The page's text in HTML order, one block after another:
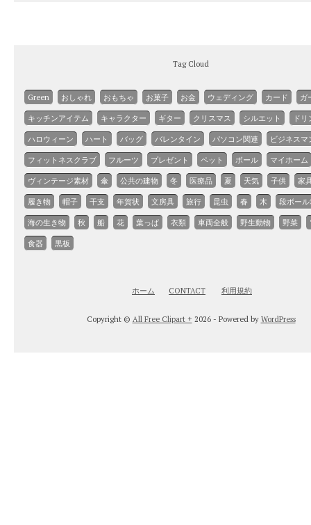
Tag Cloud
Green おしゃれ おもちゃ お菓子 お金 ウェディング カード ガ
キッチンアイテム キャラクター ギター クリスマス シルエット ド
ハロウィーン ハート バッグ バレンタイン パソコン関連 ビジネスマ
フィットネスクラブ フルーツ プレゼント ペット ボール マイホーム
ヴィンテージ素材 傘 公共の建物 冬 医療品 夏 天気 子供 家
履き物 帽子 干支 年賀状 文房具 旅行 昆虫 春 木 段ボー
海の生き物 秋 船 花 葉っぱ 衣類 車両全般 野生動物 野菜
食器 黒板
ホーム CONTACT 利用規約
Copyright © All Free Clipart + 2026 - Powered by WordPress